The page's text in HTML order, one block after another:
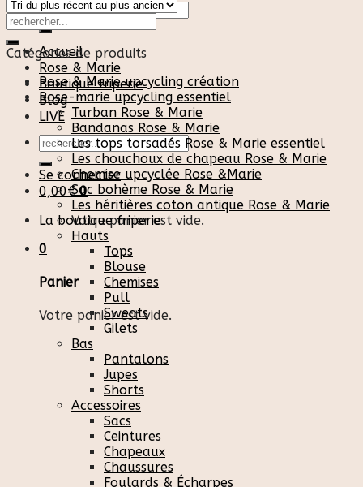
Recherche
pour :
Accueil
Rose & Marie
Boutique friperie
Blog
LIVE
Recherche
pour :
Se connecter
0,00€ 0
Votre panier est vide.
0
Panier
Votre panier est vide.
Catégories de produits
Rose & Marie upcycling création
Rose-marie upcycling essentiel
Turban Rose & Marie
Bandanas Rose & Marie
Les tops torsadés Rose & Marie essentiel
Les chouchoux de chapeau Rose & Marie
Chemise upcyclée Rose &Marie
Sac bohème Rose & Marie
Les héritières coton antique Rose & Marie
La boutique friperie
Hauts
Tops
Blouse
Chemises
Pull
Sweats
Gilets
Bas
Pantalons
Jupes
Shorts
Accessoires
Sacs
Ceintures
Chapeaux
Chaussures
Foulards & Écharpes